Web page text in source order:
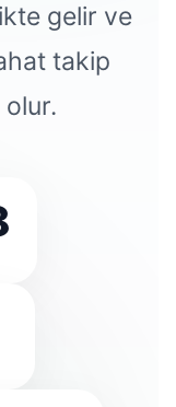
gelir ve
takip
olur.